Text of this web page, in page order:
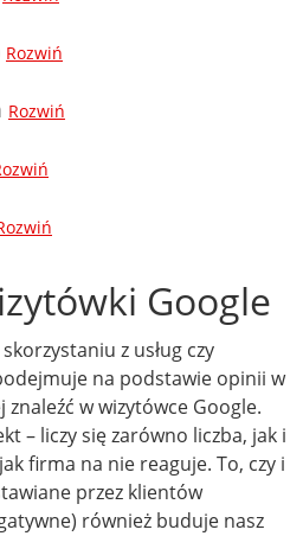
Rozwiń
Rozwiń
Google
z usług czy
na podstawie opinii w
w wizytówce Google.
– liczy się zarówno liczba, jak i
firma na nie reaguje. To, czy i
przez klientów
również buduje nasz